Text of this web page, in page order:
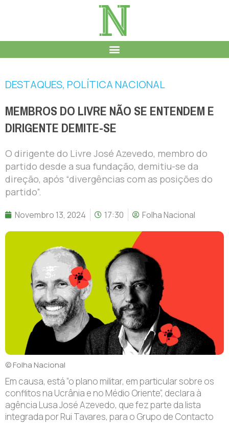
DESTAQUES, POLÍTICA NACIONAL
MEMBROS DO LIVRE NÃO SE ENTENDEM E
DIRIGENTE DEMITE-SE
O dirigente do Livre José Azevedo, membro do
partido desde a sua fundação, demitiu-se da
direção, após “divergências com as posições do
partido”.
Novembro 13, 2024 17:30 Folha Nacional
© Folha Nacional
Em causa, está “o plano militar, em particular sobre os
conflitos na Ucrânia e no Médio Oriente”, declara à
agência LusaJosé Azevedo, que fez parte da lista
integrada por Rui Tavares, para o Grupo de Contacto